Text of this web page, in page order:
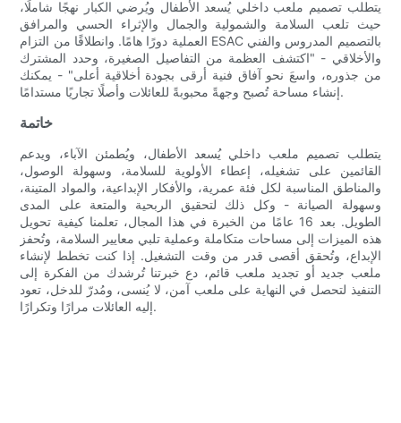
يتطلب تصميم ملعب داخلي يُسعد الأطفال ويُرضي الكبار نهجًا شاملًا،
حيث تلعب السلامة والشمولية والجمال والإثراء الحسي والمرافق
العملية دورًا هامًا. وانطلاقًا من التزام ESAC بالتصميم المدروس والفني
والأخلاقي - "اكتشف العظمة من التفاصيل الصغيرة، وحدد المشترك
من جذوره، واسعَ نحو آفاق فنية أرقى بجودة أخلاقية أعلى" - يمكنك
إنشاء مساحة تُصبح وجهةً محبوبةً للعائلات وأصلًا تجاريًا مستدامًا.
خاتمة
يتطلب تصميم ملعب داخلي يُسعد الأطفال، ويُطمئن الآباء، ويدعم
القائمين على تشغيله، إعطاء الأولوية للسلامة، وسهولة الوصول،
والمناطق المناسبة لكل فئة عمرية، والأفكار الإبداعية، والمواد المتينة،
وسهولة الصيانة - وكل ذلك لتحقيق الربحية والمتعة على المدى
الطويل. بعد 16 عامًا من الخبرة في هذا المجال، تعلمنا كيفية تحويل
هذه الميزات إلى مساحات متكاملة وعملية تلبي معايير السلامة، وتُحفز
الإبداع، وتُحقق أقصى قدر من وقت التشغيل. إذا كنت تخطط لإنشاء
ملعب جديد أو تجديد ملعب قائم، دع خبرتنا تُرشدك من الفكرة إلى
التنفيذ لتحصل في النهاية على ملعب آمن، لا يُنسى، ومُدرّ للدخل، تعود
إليه العائلات مرارًا وتكرارًا.